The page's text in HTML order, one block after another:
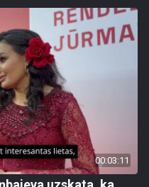
00:03:11